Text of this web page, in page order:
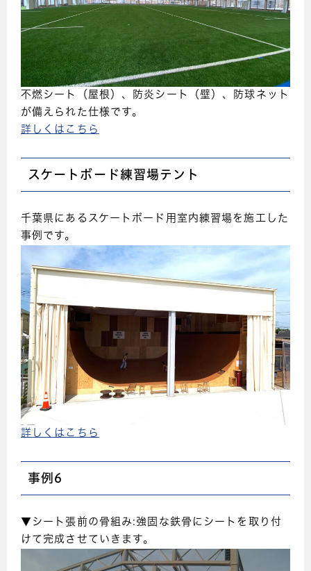
不燃シート（屋根）、防炎シート（壁）、防球ネット
が備えられた仕様です。
詳しくはこちら
スケートボード練習場テント
千葉県にあるスケートボード用室内練習場を施工した
事例です。
詳しくはこちら
事例6
▼シート張前の骨組み:強固な鉄骨にシートを取り付
けて完成させていきます。